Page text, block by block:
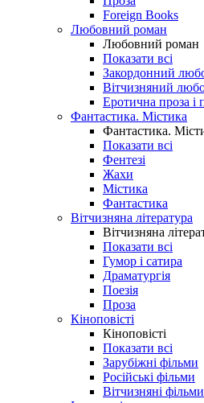
Foreign Books
Любовний роман
Любовний роман
Показати всі
Закордонний
Вітчизняний
Еротична проза і
Фантастика. Містика
Фантастика.
Показати всі
Фентезі
Жахи
Містика
Фантастика
Вітчизняна література
Вітчизняна
Показати всі
Гумор і сатира
Драматургія
Поезія
Проза
Кіноповісті
Кіноповісті
Показати всі
Зарубіжні фільми
Російські фільми
Вітчизняні фільми